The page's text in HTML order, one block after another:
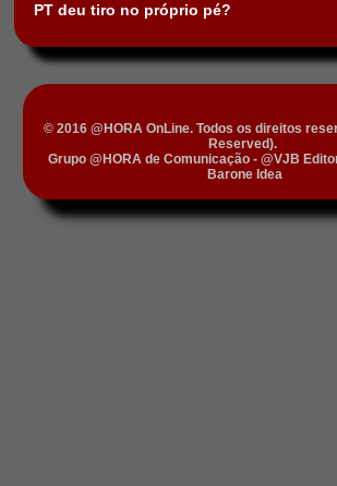
PT deu tiro no próprio pé?
© 2016 @HORA OnLine. Todos os direitos
Reserved).
Grupo @HORA de Comunicação - @VJB
Barone Idea